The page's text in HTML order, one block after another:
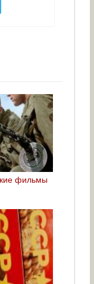
фильмы